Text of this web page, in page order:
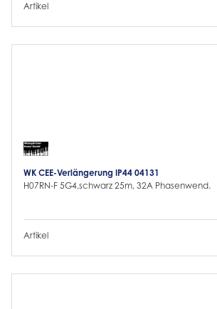
Artikel
WK CEE-Verlängerung IP44 04131
H07RN-F 5G4,schwarz 25m, 32A Phasenwend.
Artikel